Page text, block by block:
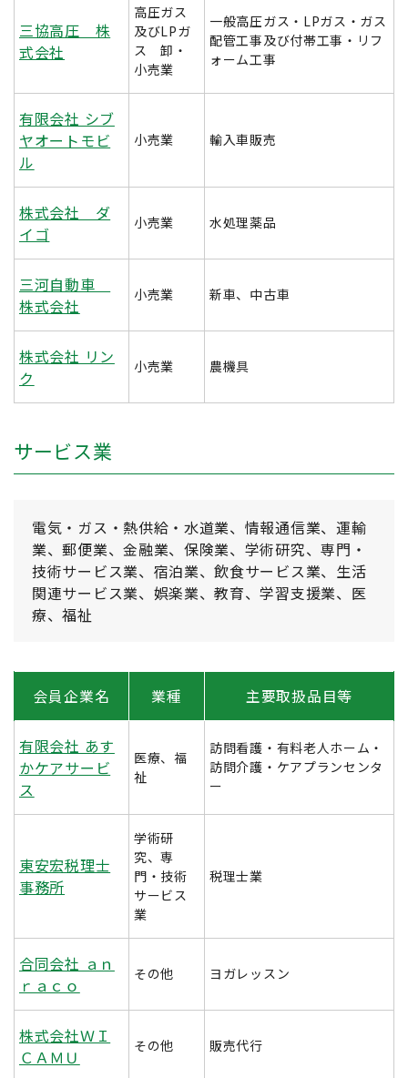
三協高圧 株
式会社
高圧ガス
及びLPガ
ス 卸・
小売業
一般高圧ガス・LPガス・ガス
配管工事及び付帯工事・リフ
ォーム工事
有限会社 シブ
ヤオートモビ
ル
小売業 輸入車販売
株式会社 ダ
イゴ
小売業 水処理薬品
三河自動車
株式会社
小売業 新車、中古車
株式会社 リン
ク
小売業 農機具
サービス業
電気・ガス・熱供給・水道業、情報通信業、運輸
業、郵便業、金融業、保険業、学術研究、専門・
技術サービス業、宿泊業、飲食サービス業、生活
関連サービス業、娯楽業、教育、学習支援業、医
療、福祉
会員企業名 業種 主要取扱品目等
有限会社 あす
かケアサービ
ス
医療、福
祉
訪問看護・有料老人ホーム・
訪問介護・ケアプランセンタ
ー
東安宏税理士
事務所
学術研
究、専
門・技術
サービス
業
税理士業
合同会社 ａｎ
ｒａｃｏ
その他 ヨガレッスン
株式会社ＷＩ
ＣＡＭＵ
その他 販売代行